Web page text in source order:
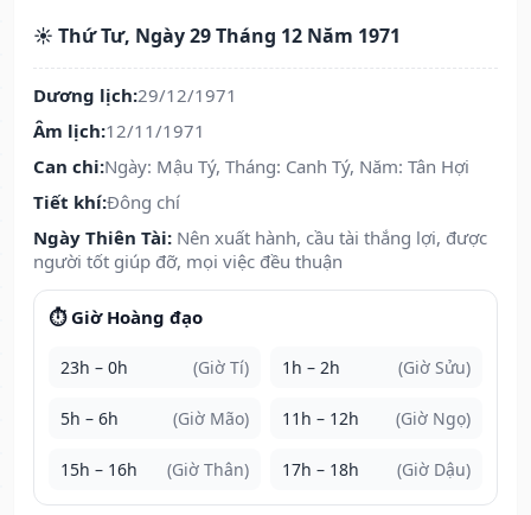
☀️ Thứ Tư, Ngày 29 Tháng 12 Năm 1971
Dương lịch:29/12/1971
Âm lịch:12/11/1971
Can chi:Ngày: Mậu Tý, Tháng: Canh Tý, Năm: Tân Hợi
Tiết khí:Đông chí
Ngày Thiên Tài: Nên xuất hành, cầu tài thắng lợi, được
người tốt giúp đỡ, mọi việc đều thuận
⏱️ Giờ Hoàng đạo
23h – 0h (Giờ Tí) 1h – 2h (Giờ Sửu)
5h – 6h (Giờ Mão) 11h – 12h (Giờ Ngọ)
15h – 16h (Giờ Thân) 17h – 18h (Giờ Dậu)